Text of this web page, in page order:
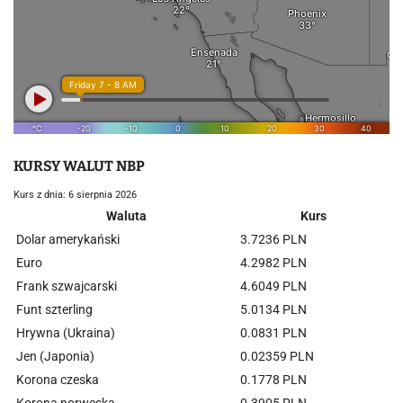
KURSY WALUT NBP
Kurs z dnia: 6 sierpnia 2026
Waluta
Kurs
Dolar amerykański
3.7236 PLN
Euro
4.2982 PLN
Frank szwajcarski
4.6049 PLN
Funt szterling
5.0134 PLN
Hrywna (Ukraina)
0.0831 PLN
Jen (Japonia)
0.02359 PLN
Korona czeska
0.1778 PLN